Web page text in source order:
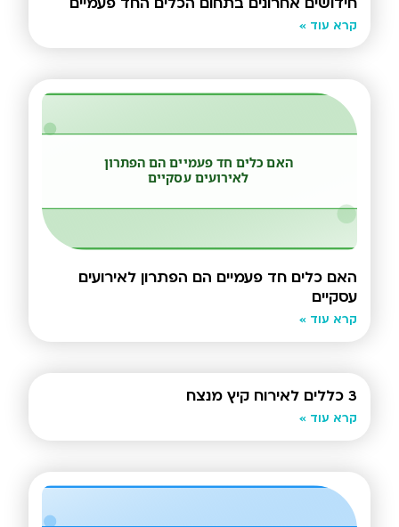
קרא עוד »
האם כלים חד פעמיים הם הפתרון לאירועים
עסקיים
קרא עוד »
3 כללים לאירוח קיץ מנצח
קרא עוד »